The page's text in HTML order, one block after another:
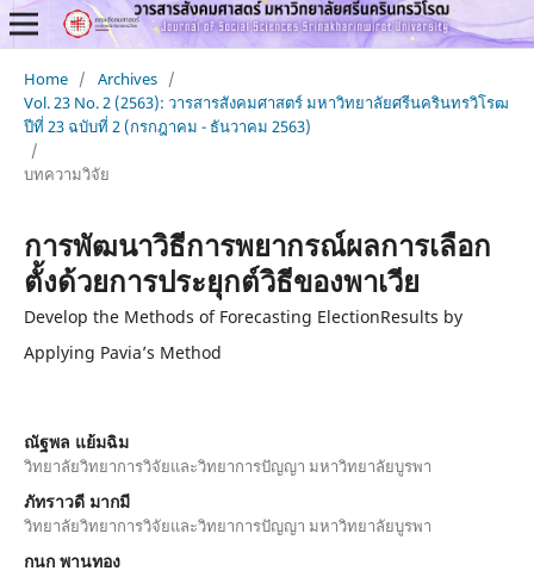
Home / Archives /
Vol. 23 No. 2 (2563): วารสารสังคมศาสตร์ มหาวิทยาลัยศรีนครินทรวิโรฒ
ปีที่ 23 ฉบับที่ 2 (กรกฎาคม - ธันวาคม 2563)
/
บทความวิจัย
การพัฒนาวิธีการพยากรณ์ผลการเลือก
ตั้งด้วยการประยุกต์วิธีของพาเวีย
Develop the Methods of Forecasting ElectionResults by
Applying Pavia’s Method
ณัฐพล แย้มฉิม
วิทยาลัยวิทยาการวิจัยและวิทยาการปัญญา มหาวิทยาลัยบูรพา
ภัทราวดี มากมี
วิทยาลัยวิทยาการวิจัยและวิทยาการปัญญา มหาวิทยาลัยบูรพา
กนก พานทอง